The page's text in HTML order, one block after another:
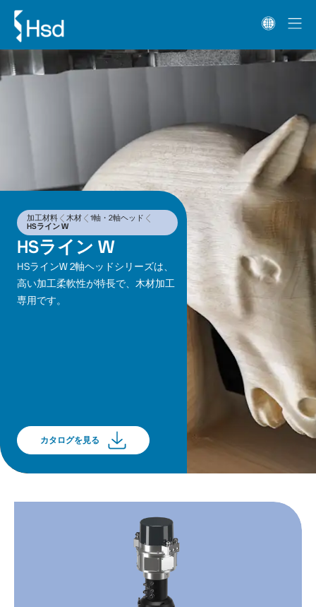
加工材料 木材
1軸・2軸ヘッド
HSライン W
HSライン W
HSラインW 2軸ヘッドシリーズは、
高い加工柔軟性が特長で、木材加工
専用です。
カタログを見る